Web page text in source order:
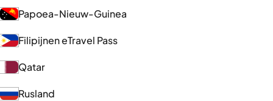
Papoea-Nieuw-Guinea
Filipijnen eTravel Pass
Qatar
Rusland